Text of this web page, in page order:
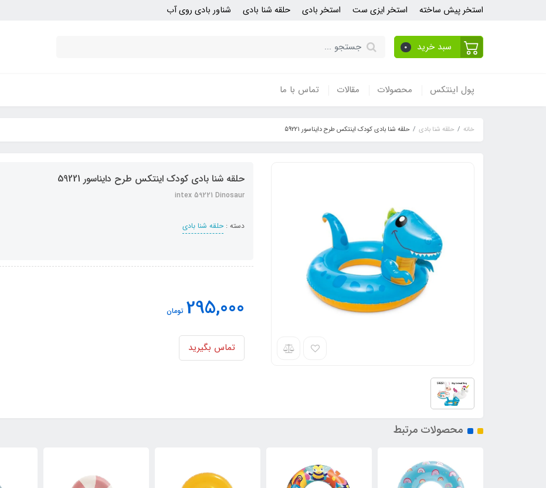
استخر پیش ساخته استخر ایزی ست استخر بادی حلقه شنا بادی شناور بادی روی آب
سبد خرید 0
پول اینتکس محصولات مقالات تماس با ما
خانه حلقه شنا بادی حلقه شنا بادی کودک اینتکس طرح دایناسور 59221
حلقه شنا بادی کودک اینتکس طرح دایناسور 59221
intex 59221 Dinosaur
دسته : حلقه شنا بادی
295,000 تومان
تماس بگیرید
محصولات مرتبط